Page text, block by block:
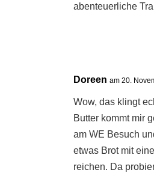
abenteuerliche
Doreen am 20.
Wow, das klingt
Butter kommt mir
am WE Besuch
etwas Brot mit
reichen. Da